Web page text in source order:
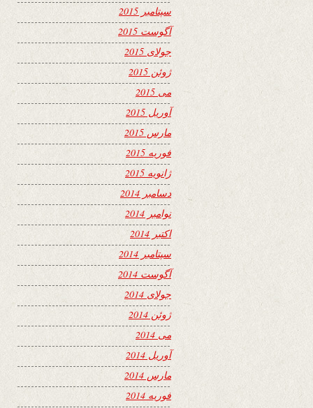
سپتامبر 2015
آگوست 2015
جولای 2015
ژوئن 2015
می 2015
آوریل 2015
مارس 2015
فوریه 2015
ژانویه 2015
دسامبر 2014
نوامبر 2014
اکتبر 2014
سپتامبر 2014
آگوست 2014
جولای 2014
ژوئن 2014
می 2014
آوریل 2014
مارس 2014
فوریه 2014